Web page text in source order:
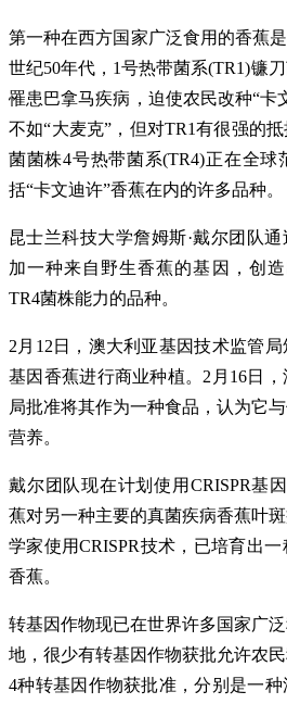
第一种在西方国家广泛食用的香蕉
世纪50年代，1号热带菌系(TR1)镰
罹患巴拿马疾病，迫使农民改种“卡
不如“大麦克”，但对TR1有很强的
菌菌株4号热带菌系(TR4)正在全球
括“卡文迪许”香蕉在内的许多品种。
昆士兰科技大学詹姆斯·戴尔团队
加一种来自野生香蕉的基因，创
TR4菌株能力的品种。
2月12日，澳大利亚基因技术监管
基因香蕉进行商业种植。2月16日
局批准将其作为一种食品，认为它
营养。
戴尔团队现在计划使用CRISPR基
蕉对另一种主要的真菌疾病香蕉叶
学家使用CRISPR技术，已培育出
香蕉。
转基因作物现已在世界许多国家广
地，很少有转基因作物获批允许农
4种转基因作物获批准，分别是一